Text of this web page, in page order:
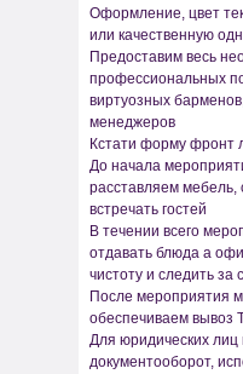
Оформление, цвет
или качественную
Предоставим весь
профессиональных
виртуозных
менеджеров
Кстати форму фронт
До начала
расставляем мебель,
встречать гостей
В течении всего
отдавать блюда а
чистоту и следить за
После мероприятия
обеспечиваем вывоз
Для юридических лиц
документооборот,